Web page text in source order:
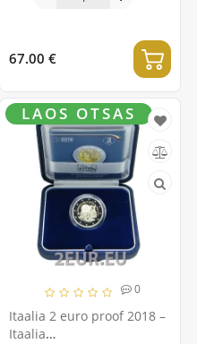
67.00 €
0
Itaalia 2 euro proof 2018 –
Itaalia
LAOS OTSAS